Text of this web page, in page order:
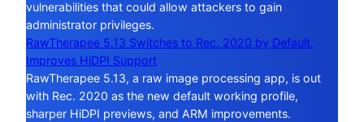
vulnerabilities that could allow attackers to gain
administrator privileges.
RawTherapee 5.13 Switches to Rec. 2020 by Default,
Improves HiDPI Support
RawTherapee 5.13, a raw image processing app, is out
with Rec. 2020 as the new default working profile,
sharper HiDPI previews, and ARM improvements.